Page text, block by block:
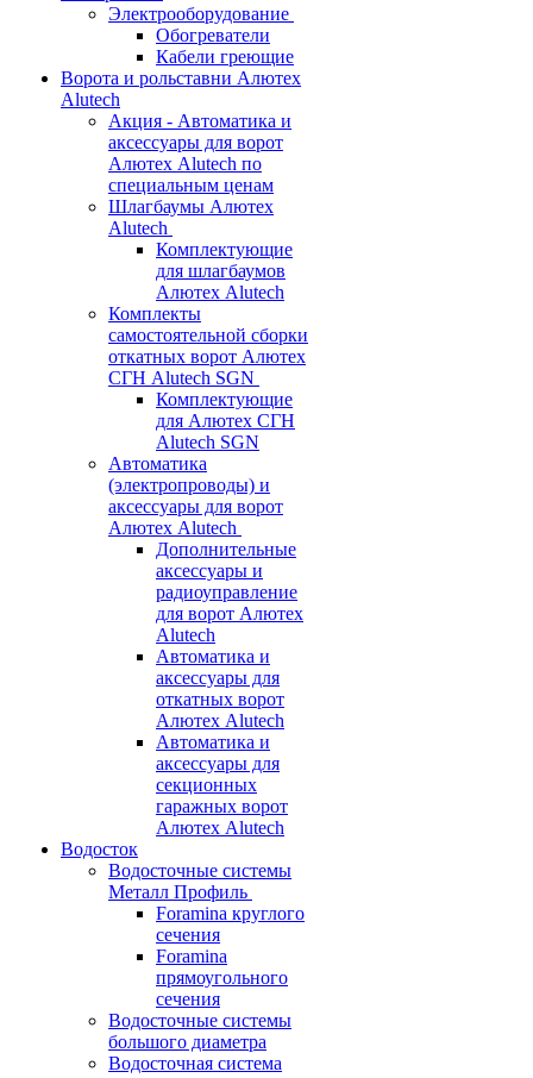
Электрооборудование
Обогреватели
Кабели греющие
Ворота и рольставни Алютех
Alutech
Акция - Автоматика и
аксессуары для ворот
Алютех Alutech по
специальным ценам
Шлагбаумы Алютех
Alutech
Комплектующие
для шлагбаумов
Алютех Alutech
Комплекты
самостоятельной сборки
откатных ворот Алютех
СГН Alutech SGN
Комплектующие
для Алютех СГН
Alutech SGN
Автоматика
(электропроводы) и
аксессуары для ворот
Алютех Alutech
Дополнительные
аксессуары и
радиоуправление
для ворот Алютех
Alutech
Автоматика и
аксессуары для
откатных ворот
Алютех Alutech
Автоматика и
аксессуары для
секционных
гаражных ворот
Алютех Alutech
Водосток
Водосточные системы
Металл Профиль
Foramina круглого
сечения
Foramina
прямоугольного
сечения
Водосточные системы
большого диаметра
Водосточная система